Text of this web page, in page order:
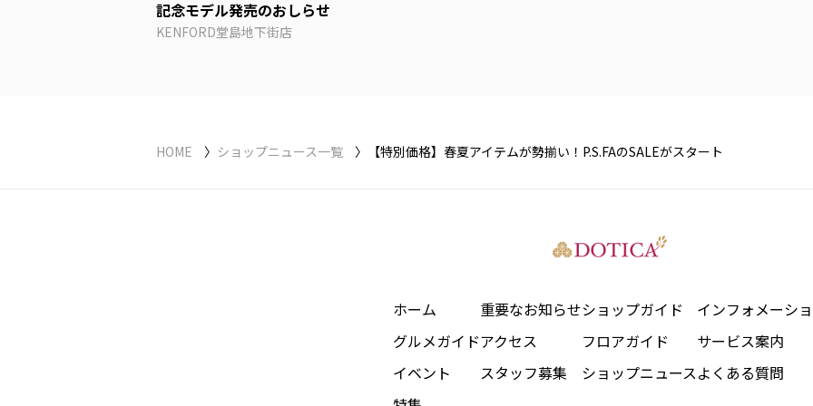
記念モデル発売のおしらせ
KENFORD堂島地下街店
HOME ショップニュース一覧 【特別価格】春夏アイテムが勢揃い！P.S.FAのSALEがスタート
ホーム
グルメガイド
イベント
重要なお知らせ
アクセス
スタッフ募集
ショップガイド
フロアガイド
ショップニュース
インフォメーシ
サービス案内
よくある質問